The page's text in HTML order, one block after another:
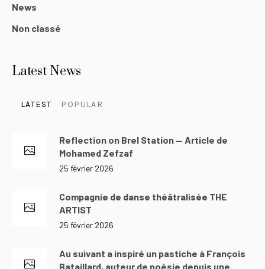
News
Non classé
Latest News
LATEST POPULAR
Reflection on Brel Station — Article de
Mohamed Zefzaf
25 février 2026
Compagnie de danse théâtralisée THE
ARTIST
25 février 2026
Au suivant a inspiré un pastiche à François
Bataillard, auteur de poésie depuis une